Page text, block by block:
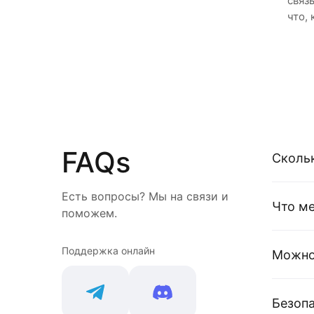
что,
FAQs
Есть вопросы? Мы на связи и
поможем.
Поддержка онлайн
Что
Можно